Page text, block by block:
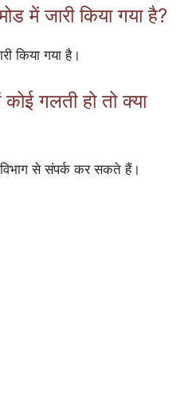
में जारी किया गया है?
किया गया है।
गलती हो तो क्या
विभाग से संपर्क कर सकते हैं।